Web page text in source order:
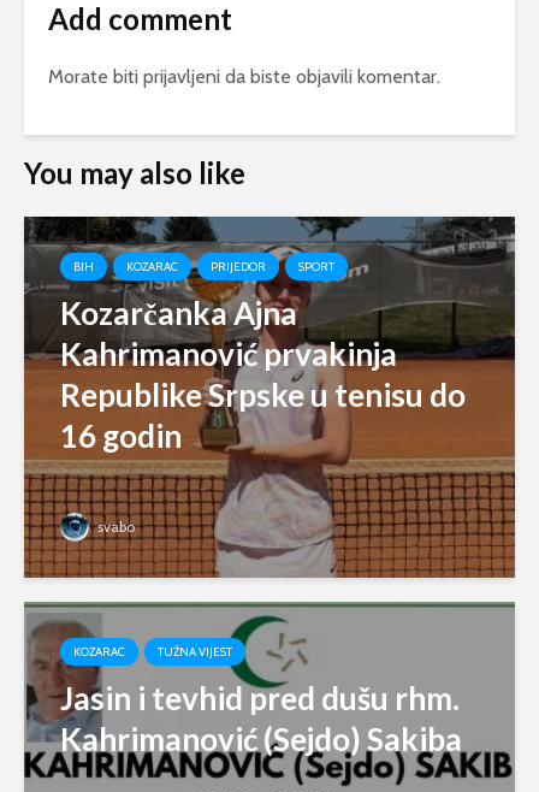
Add comment
Morate biti prijavljeni da biste objavili komentar.
You may also like
BIH KOZARAC PRIJEDOR SPORT
Kozarčanka Ajna
Kahrimanović prvakinja
Republike Srpske u tenisu do
16 godin
svabo
KOZARAC TUŽNA VIJEST
Jasin i tevhid pred dušu rhm.
Kahrimanović (Sejdo) Sakiba